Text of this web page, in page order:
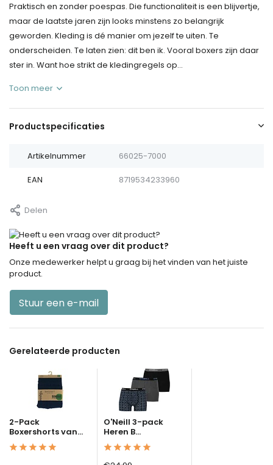
Praktisch en zonder poespas. Die functionaliteit is een blijvertje,
maar de laatste jaren zijn looks minstens zo belangrijk
geworden. Kleding is dé manier om jezelf te uiten. Te
onderscheiden. Te laten zien: dit ben ik. Vooral boxers zijn daar
ster in. Want hoe strikt de kledingregels op...
Toon meer
Productspecificaties
Artikelnummer 66025-7000
EAN 8719534233960
Delen
Heeft u een vraag over dit product?
Onze medewerker helpt u graag bij het vinden van het juiste
product.
Stuur een e-mail
Gerelateerde producten
2-Pack
Boxershorts van...
O'Neill 3-pack
Heren B...